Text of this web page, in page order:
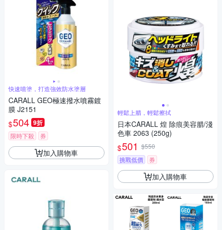
快速噴塗，打造強效防水塗層
CARALL GEO極速撥水噴霧鍍
膜 J2151
$504 9折
限時下殺 券
加入購物車
輕鬆上腊，輕鬆擦拭
日本CARALL 煌 除痕美容腊/淺
色車 2063 (250g)
$501 $550
挑戰低價
券
加入購物車